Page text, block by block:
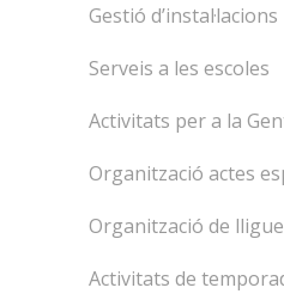
Gestió d’instal·lacions
Serveis a les escoles
Activitats per a la
Organització actes
Organització de
Activitats de